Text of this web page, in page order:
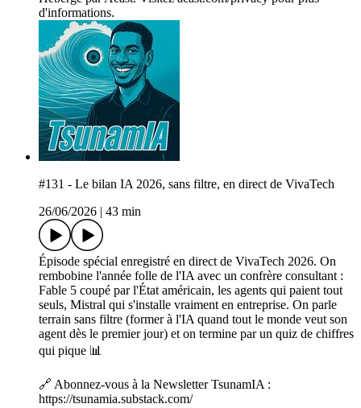
d'informations.
#131 - Le bilan IA 2026, sans filtre, en direct de VivaTech
26/06/2026
43 min
Épisode spécial enregistré en direct de VivaTech 2026. On
rembobine l'année folle de l'IA avec un confrère consultant :
Fable 5 coupé par l'État américain, les agents qui paient tout
seuls, Mistral qui s'installe vraiment en entreprise. On parle
terrain sans filtre (former à l'IA quand tout le monde veut son
agent dès le premier jour) et on termine par un quiz de chiffres
qui pique 📊
🔗 Abonnez-vous à la Newsletter TsunamIA :
https://tsunamia.substack.com/